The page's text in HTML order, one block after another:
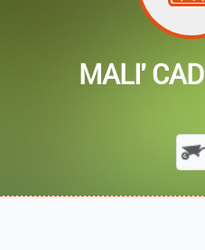
MALI' CAD